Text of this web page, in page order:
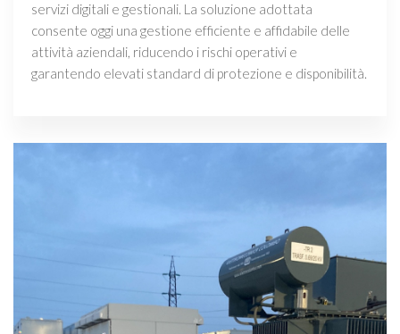
servizi digitali e gestionali. La soluzione adottata
consente oggi una gestione efficiente e affidabile delle
attività aziendali, riducendo i rischi operativi e
garantendo elevati standard di protezione e disponibilità.